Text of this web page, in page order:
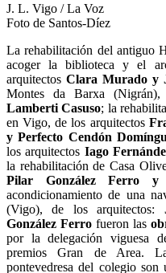
J. L. Vigo / La Voz
Foto de Santos-Díez
La rehabilitación del antiguo
acoger la biblioteca y el
arquitectosClara Murado y
Montes da Barxa
Lamberti Casuso; la
en Vigo, de los arquitectos
y Perfecto Cendón
los arquitectos Iago
la rehabilitación de Casa
Pilar González Ferro
acondicionamiento de una
(Vigo), de los arquitectos:
González Ferro fueron las
por la delegación viguesa
premios Gran de Area.
pontevedresa del colegio son